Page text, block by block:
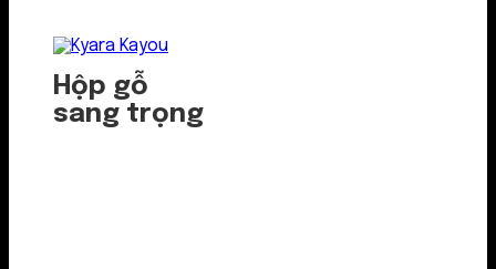
Hộp gỗ
sang trọng